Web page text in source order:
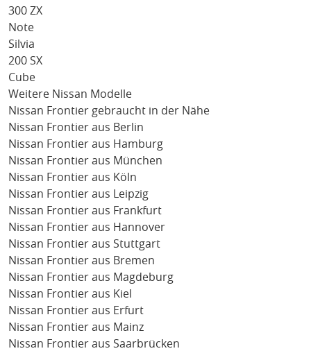
300 ZX
Note
Silvia
200 SX
Cube
Weitere Nissan Modelle
Nissan Frontier gebraucht in der Nähe
Nissan Frontier aus Berlin
Nissan Frontier aus Hamburg
Nissan Frontier aus München
Nissan Frontier aus Köln
Nissan Frontier aus Leipzig
Nissan Frontier aus Frankfurt
Nissan Frontier aus Hannover
Nissan Frontier aus Stuttgart
Nissan Frontier aus Bremen
Nissan Frontier aus Magdeburg
Nissan Frontier aus Kiel
Nissan Frontier aus Erfurt
Nissan Frontier aus Mainz
Nissan Frontier aus Saarbrücken